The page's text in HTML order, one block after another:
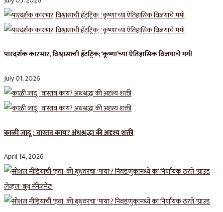
पारदर्शक कारभार, विश्वासाची हॅटट्रिक; ‘कृष्णा’च्या ऐतिहासिक विजयाचे मर्म!
July 01, 2026
काळी जादू : वास्तव काय? अंधश्रद्धा की अदृश्य शक्ती
April 14, 2026